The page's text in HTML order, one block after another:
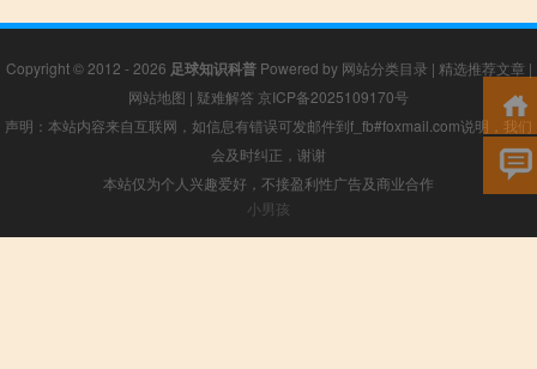
Copyright © 2012 - 2026 足球知识科普Powered by 网站分类目录 | 精选推荐文章 |
网站地图 | 疑难解答 京ICP备2025109170号
声明：本站内容来自互联网，如信息有错误可发邮件到f_fb#foxmail.com说明，我们
会及时纠正，谢谢
本站仅为个人兴趣爱好，不接盈利性广告及商业合作
小男孩